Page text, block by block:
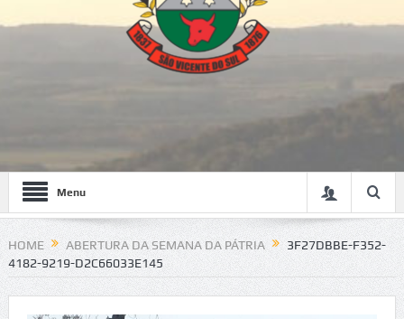
Menu
HOME ABERTURA DA SEMANA DA PÁTRIA
3F27DBBE-F352-
4182-9219-D2C66033E145